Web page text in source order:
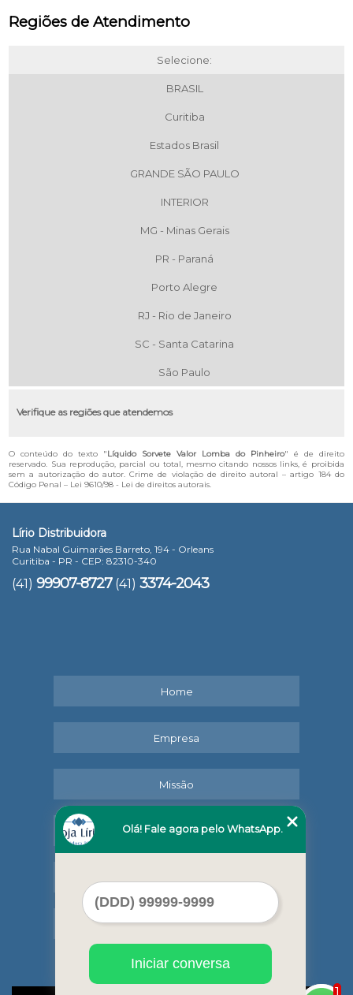
Regiões de Atendimento
Selecione:
BRASIL
Curitiba
Estados Brasil
GRANDE SÃO PAULO
INTERIOR
MG - Minas Gerais
PR - Paraná
Porto Alegre
RJ - Rio de Janeiro
SC - Santa Catarina
São Paulo
Verifique as regiões que atendemos
O conteúdo do texto "Líquido Sorvete Valor Lomba do Pinheiro" é de direito
reservado. Sua reprodução, parcial ou total, mesmo citando nossos links, é proibida
sem a autorização do autor. Crime de violação de direito autoral – artigo 184 do
Código Penal – Lei 9610/98 - Lei de direitos autorais.
Lírio Distribuidora
Rua Nabal Guimarães Barreto, 194 - Orleans
Curitiba - PR - CEP: 82310-340
(41) 99907-8727 (41) 3374-2043
Home
Empresa
Missão
Serviços
Mapa do site
Olá! Fale agora pelo WhatsApp.
Iniciar conversa